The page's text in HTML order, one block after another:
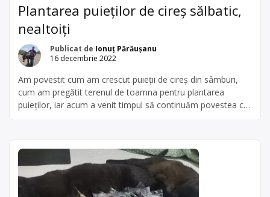
Plantarea puieților de cireș sălbatic,
nealtoiți
Publicat de Ionuț Părăușanu
16 decembrie 2022
Am povestit cum am crescut puieții de cireș din sâmburi,
cum am pregătit terenul de toamna pentru plantarea
puieților, iar acum a venit timpul să continuăm povestea cu